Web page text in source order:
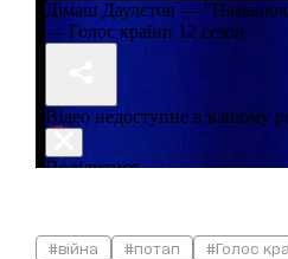
#війна #потап #Голос